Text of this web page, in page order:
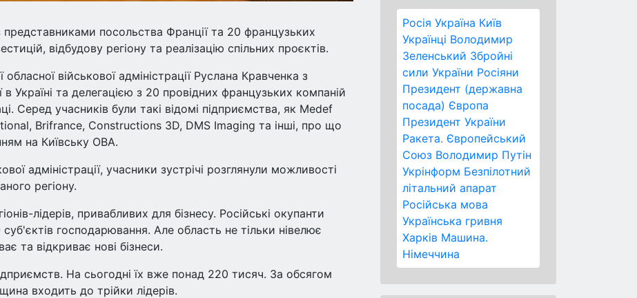
Росія Україна Київ
Українці Володимир
Зеленський Збройні
сили України Росіяни
Президент (державна
посада) Європа
Президент України
Ракета. Європейський
Союз Володимир Путін
Укрінформ Безпілотний
літальний апарат
Російська мова
Українська гривня
Харків Машина.
Німеччина
представниками посольства Франції та 20 французьких
відбудову регіону та реалізацію спільних проєктів.
обласної військової адміністрації Руслана Кравченка з
Україні та делегацією з 20 провідних французьких компаній
Серед учасників були такі відомі підприємства, як Medef
Brifrance, Constructions 3D, DMS Imaging та інші, про що
на Київську ОВА.
адміністрації, учасники зустрічі розглянули можливості
регіону.
лідерів, привабливих для бізнесу. Російські окупанти
господарювання. Але область не тільки нівелює
та відкриває нові бізнеси.
На сьогодні їх вже понад 220 тисяч. За обсягом
входить до трійки лідерів.